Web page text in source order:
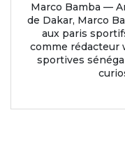
Marco Bamba —
de Dakar, Marco
aux paris
comme rédacteur
sportives